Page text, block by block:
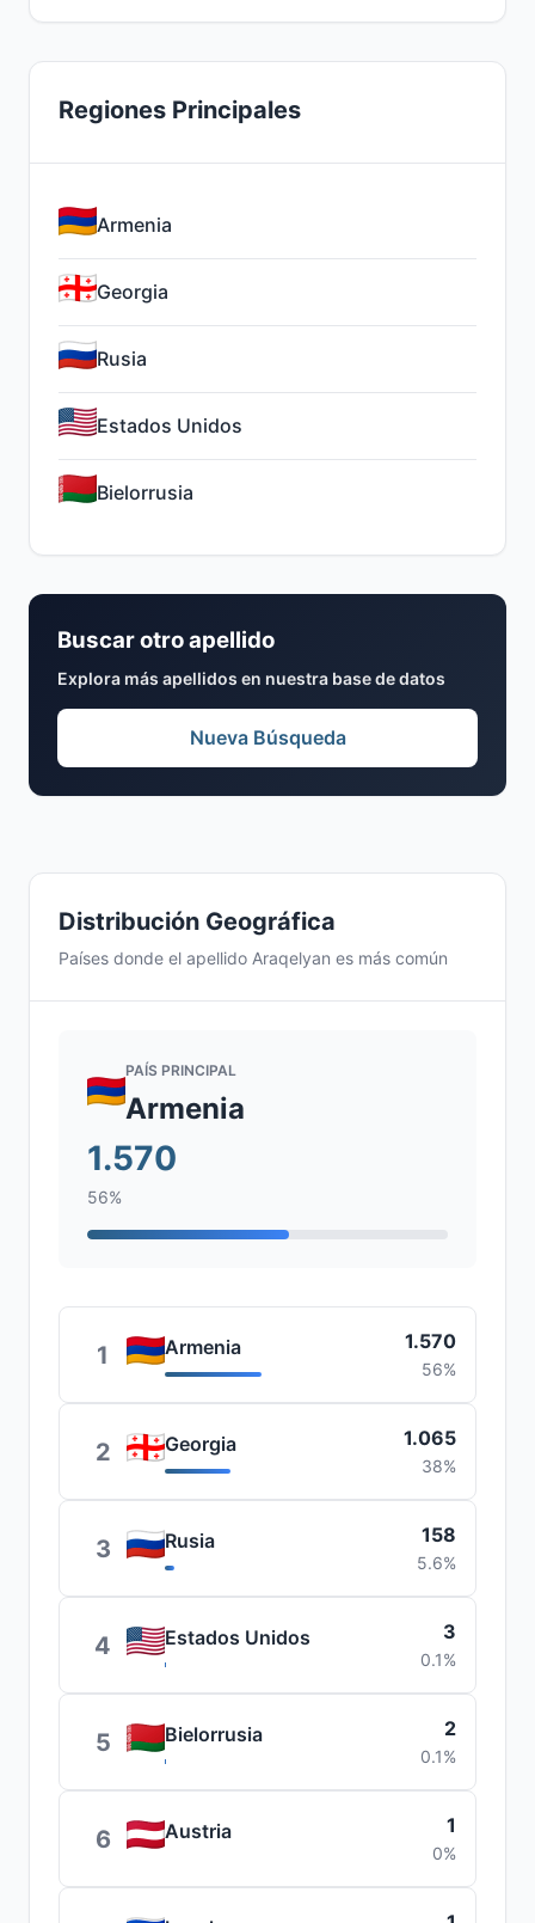
Distribución Geográfica
Países donde el apellido Araqelyan es más común
PAÍS PRINCIPAL
Armenia
1.570
56%
1 Armenia 1.570
56%
2 Georgia 1.065
38%
3 Rusia 158
5.6%
4 Estados Unidos 3
0.1%
5 Bielorrusia 2
0.1%
6 Austria 1
0%
Regiones Principales
Armenia
Georgia
Rusia
Estados Unidos
Bielorrusia
Buscar otro apellido
Explora más apellidos en nuestra base de datos
Nueva Búsqueda